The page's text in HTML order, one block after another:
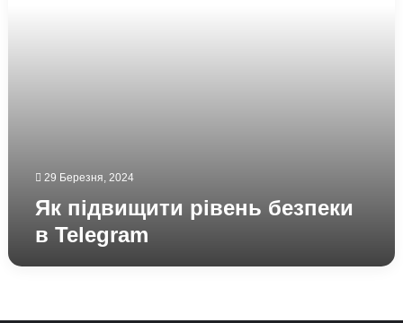
29 Березня, 2024
Як підвищити рівень безпеки
в Telegram